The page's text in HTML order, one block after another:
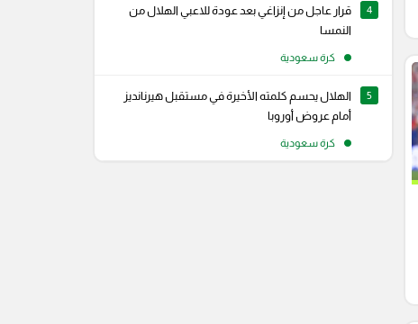
4
قرار عاجل من إنزاغي بعد عودة للاعبي الهلال من
النمسا
كرة سعودية
5
الهلال يحسم كلمته الأخيرة في مستقبل هيرنانديز
أمام عروض أوروبا
كرة سعودية